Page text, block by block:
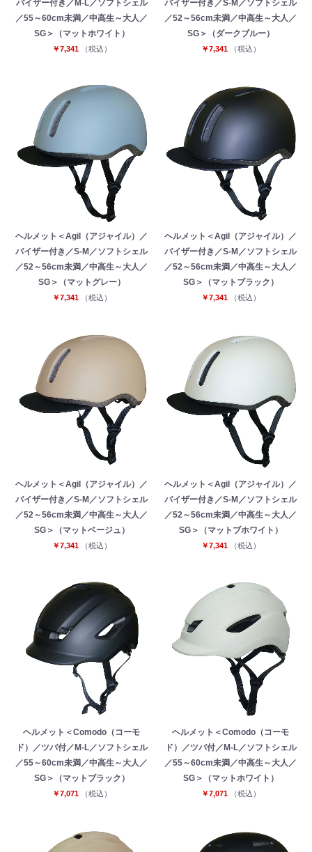
バイザー付き／M-L／ソフトシェル
／55～60cm未満／中高生～大人／
SG＞（マットホワイト）
￥7,341 （税込）
バイザー付き／S-M／ソフトシェル
／52～56cm未満／中高生～大人／
SG＞（ダークブルー）
￥7,341 （税込）
ヘルメット＜Agil（アジャイル）／
バイザー付き／S-M／ソフトシェル
／52～56cm未満／中高生～大人／
SG＞（マットグレー）
￥7,341 （税込）
ヘルメット＜Agil（アジャイル）／
バイザー付き／S-M／ソフトシェル
／52～56cm未満／中高生～大人／
SG＞（マットブラック）
￥7,341 （税込）
ヘルメット＜Agil（アジャイル）／
バイザー付き／S-M／ソフトシェル
／52～56cm未満／中高生～大人／
SG＞（マットベージュ）
￥7,341 （税込）
ヘルメット＜Agil（アジャイル）／
バイザー付き／S-M／ソフトシェル
／52～56cm未満／中高生～大人／
SG＞（マットブホワイト）
￥7,341 （税込）
ヘルメット＜Comodo（コーモ
ド）／ツバ付／M-L／ソフトシェル
／55～60cm未満／中高生～大人／
SG＞（マットブラック）
￥7,071 （税込）
ヘルメット＜Comodo（コーモ
ド）／ツバ付／M-L／ソフトシェル
／55～60cm未満／中高生～大人／
SG＞（マットホワイト）
￥7,071 （税込）
お買い物を続ける カートへ進む